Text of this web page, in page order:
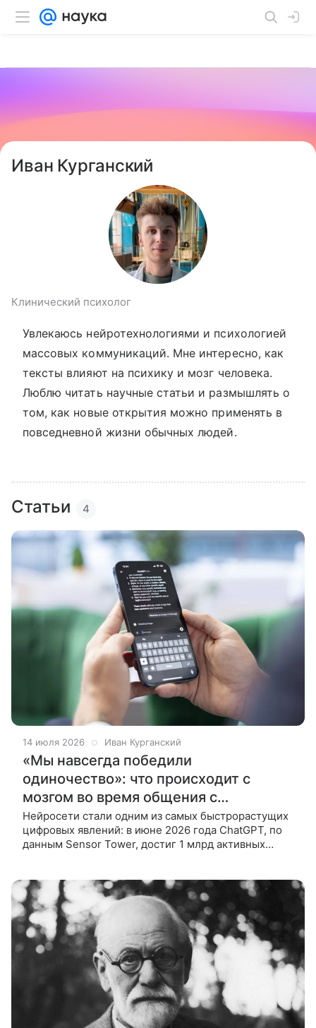
Иван Курганский
Клинический психолог
Увлекаюсь нейротехнологиями и психологией
массовых коммуникаций. Мне интересно, как
тексты влияют на психику и мозг человека.
Люблю читать научные статьи и размышлять о
том, как новые открытия можно применять в
повседневной жизни обычных людей.
Статьи 4
14 июля 2026 Иван Курганский
«Мы навсегда победили
одиночество»: что происходит с
мозгом во время общения с
нейросетью
Нейросети стали одним из самых быстрорастущих
цифровых явлений: в июне 2026 года ChatGPT, по
данным Sensor Tower, достиг 1 млрд активных